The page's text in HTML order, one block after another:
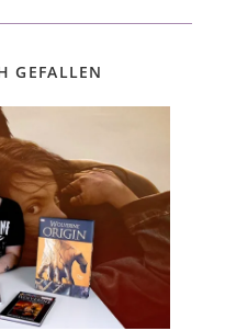
GEFALLEN